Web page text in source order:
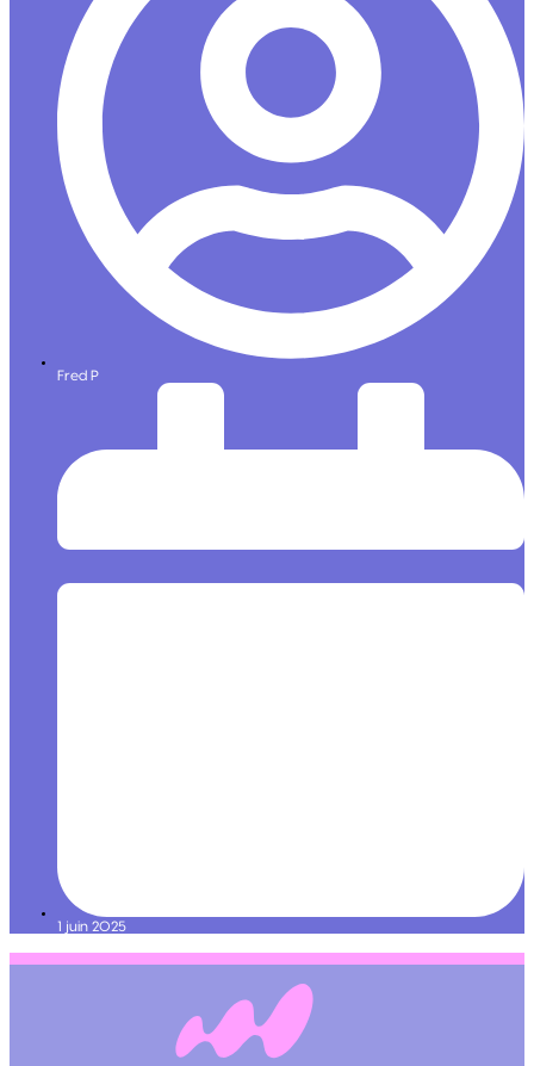
Fred P
1 juin 2025